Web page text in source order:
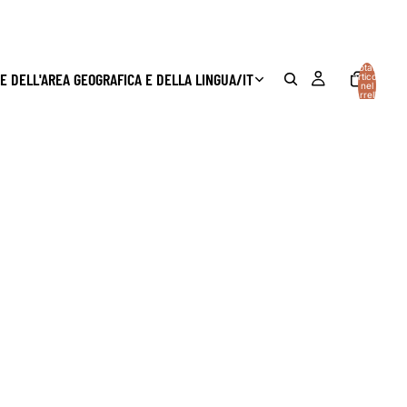
DELL'AREA GEOGRAFICA E DELLA LINGUA/IT
Totale
articoli
nel
carrello: